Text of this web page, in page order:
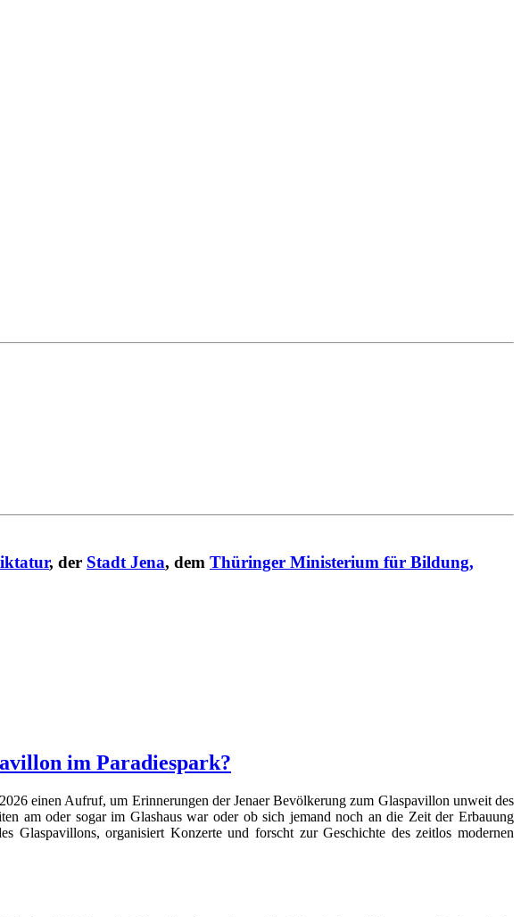
, der Stadt Jena, dem Thüringer Ministerium für Bildung,
im Paradiespark?
einen Aufruf, um Erinnerungen der Jenaer Bevölkerung zum Glaspavillon unweit des
am oder sogar im Glashaus war oder ob sich jemand noch an die Zeit der Erbauung
Glaspavillons, organisiert Konzerte und forscht zur Geschichte des zeitlos modernen